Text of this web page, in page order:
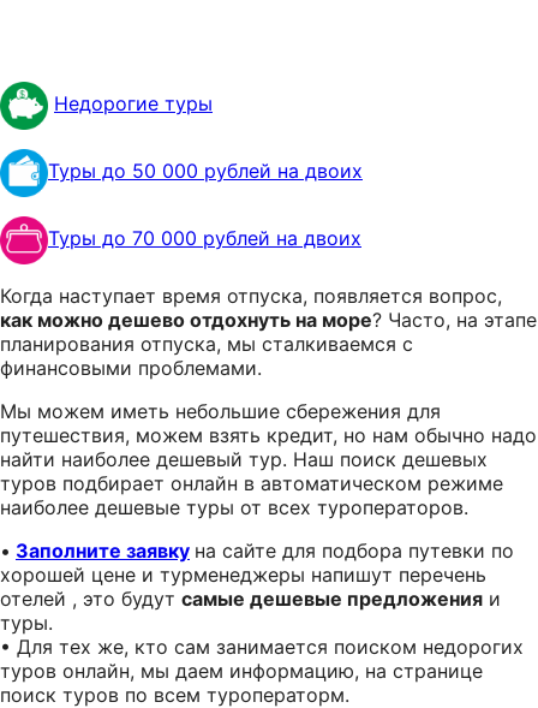
Недорогие туры
Туры до 50 000 рублей на двоих
Туры до 70 000 рублей на двоих
Когда наступает время отпуска, появляется вопрос,
как можно дешево отдохнуть на море? Часто, на этапе
планирования отпуска, мы сталкиваемся с
финансовыми проблемами.
Мы можем иметь небольшие сбережения для
путешествия, можем взять кредит, но нам обычно надо
найти наиболее дешевый тур. Наш поиск дешевых
туров подбирает онлайн в автоматическом режиме
наиболее дешевые туры от всех туроператоров.
• Заполните заявку на сайте для подбора путевки по
хорошей цене и турменеджеры напишут перечень
отелей , это будут самые дешевые предложения и
туры.
• Для тех же, кто сам занимается поиском недорогих
туров онлайн, мы даем информацию, на странице
поиск туров по всем туроператорм.